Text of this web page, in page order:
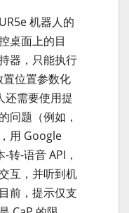
机器人的
桌面上的目
器，只能执行
位置参数化
还需要使用提
问题（例如，
用 Google
转-语音 API，
互，并听到机
前，提示仅支